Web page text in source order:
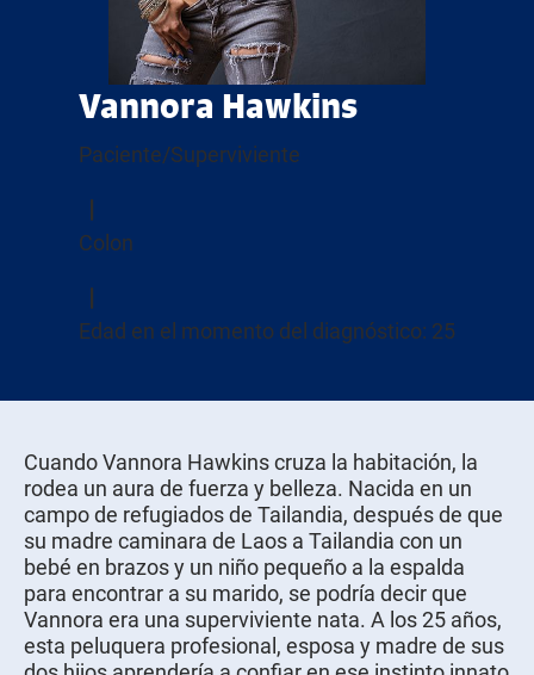
Vannora Hawkins
Paciente/Superviviente
Colon
Edad en el momento del diagnóstico: 25
Cuando Vannora Hawkins cruza la habitación, la
rodea un aura de fuerza y belleza. Nacida en un
campo de refugiados de Tailandia, después de que
su madre caminara de Laos a Tailandia con un
bebé en brazos y un niño pequeño a la espalda
para encontrar a su marido, se podría decir que
Vannora era una superviviente nata. A los 25 años,
esta peluquera profesional, esposa y madre de sus